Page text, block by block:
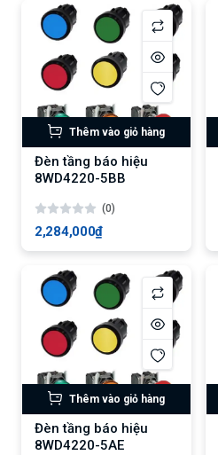
Thêm vào giỏ hàng
Đèn tầng báo hiệu
8WD4220-5BB
(0)
2,284,000₫
Thêm vào giỏ hàng
Đèn tầng báo hiệu
8WD4220-5AE